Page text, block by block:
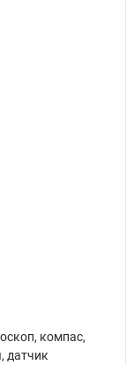
компас,
датчик